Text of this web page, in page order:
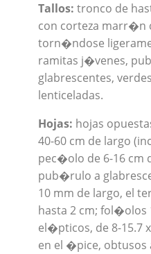
Tallos: tronco de
con corteza marr�n
torn�ndose
ramitas j�venes,
glabrescentes,
lenticeladas.
Hojas: hojas
40-60 cm de largo
pec�olo de 6-16 cm
pub�rulo a
10 mm de largo, el
hasta 2 cm; fol�olos
el�pticos, de 8-15.7
en el �pice, obtusos